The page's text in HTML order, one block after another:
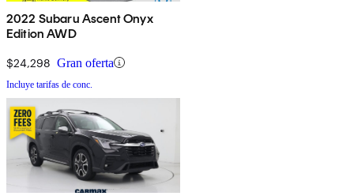
2022 Subaru Ascent Onyx
Edition AWD
$24,298 Gran oferta
Incluye tarifas de conc.